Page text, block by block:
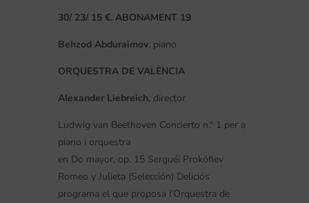
30/ 23/ 15 €. ABONAMENT 19
Behzod Abduraimov, piano
ORQUESTRA DE VALÈNCIA
Alexander Liebreich, director
Ludwig van Beethoven Concierto n.º 1 per a
piano i orquestra
en Do mayor, op. 15 Serguéi Prokófiev
Romeo y Julieta (Selección) Deliciós
programa el que proposa l’Orquestra de